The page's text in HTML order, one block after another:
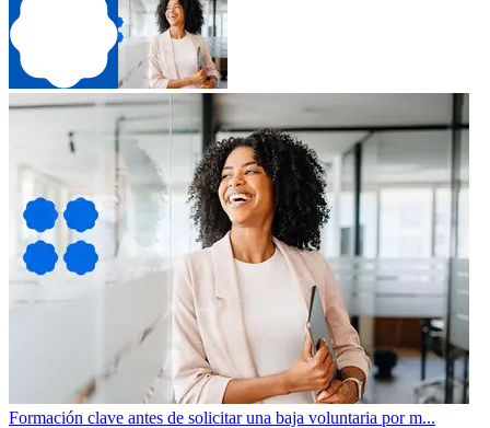
Formación clave antes de solicitar una baja voluntaria por m...